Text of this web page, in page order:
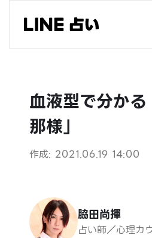
血液型で分か
那様」
作成: 2021.06.19 14:00
脇田尚揮
占い師／心理カ